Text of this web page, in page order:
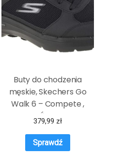
Buty do chodzenia
męskie, Skechers Go
Walk 6 – Compete ,
SPRAWDŹ OKAZJE NA
WIOSNĘ
379,99 zł
Sprawdź